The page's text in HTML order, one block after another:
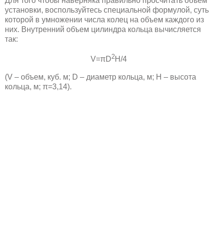
установки, воспользуйтесь специальной формулой, суть
которой в умножении числа колец на объем каждого из
них. Внутренний объем цилиндра кольца вычисляется
так:
V=πD2H/4
(V – объем, куб. м; D – диаметр кольца, м; Н – высота
кольца, м; π=3,14).